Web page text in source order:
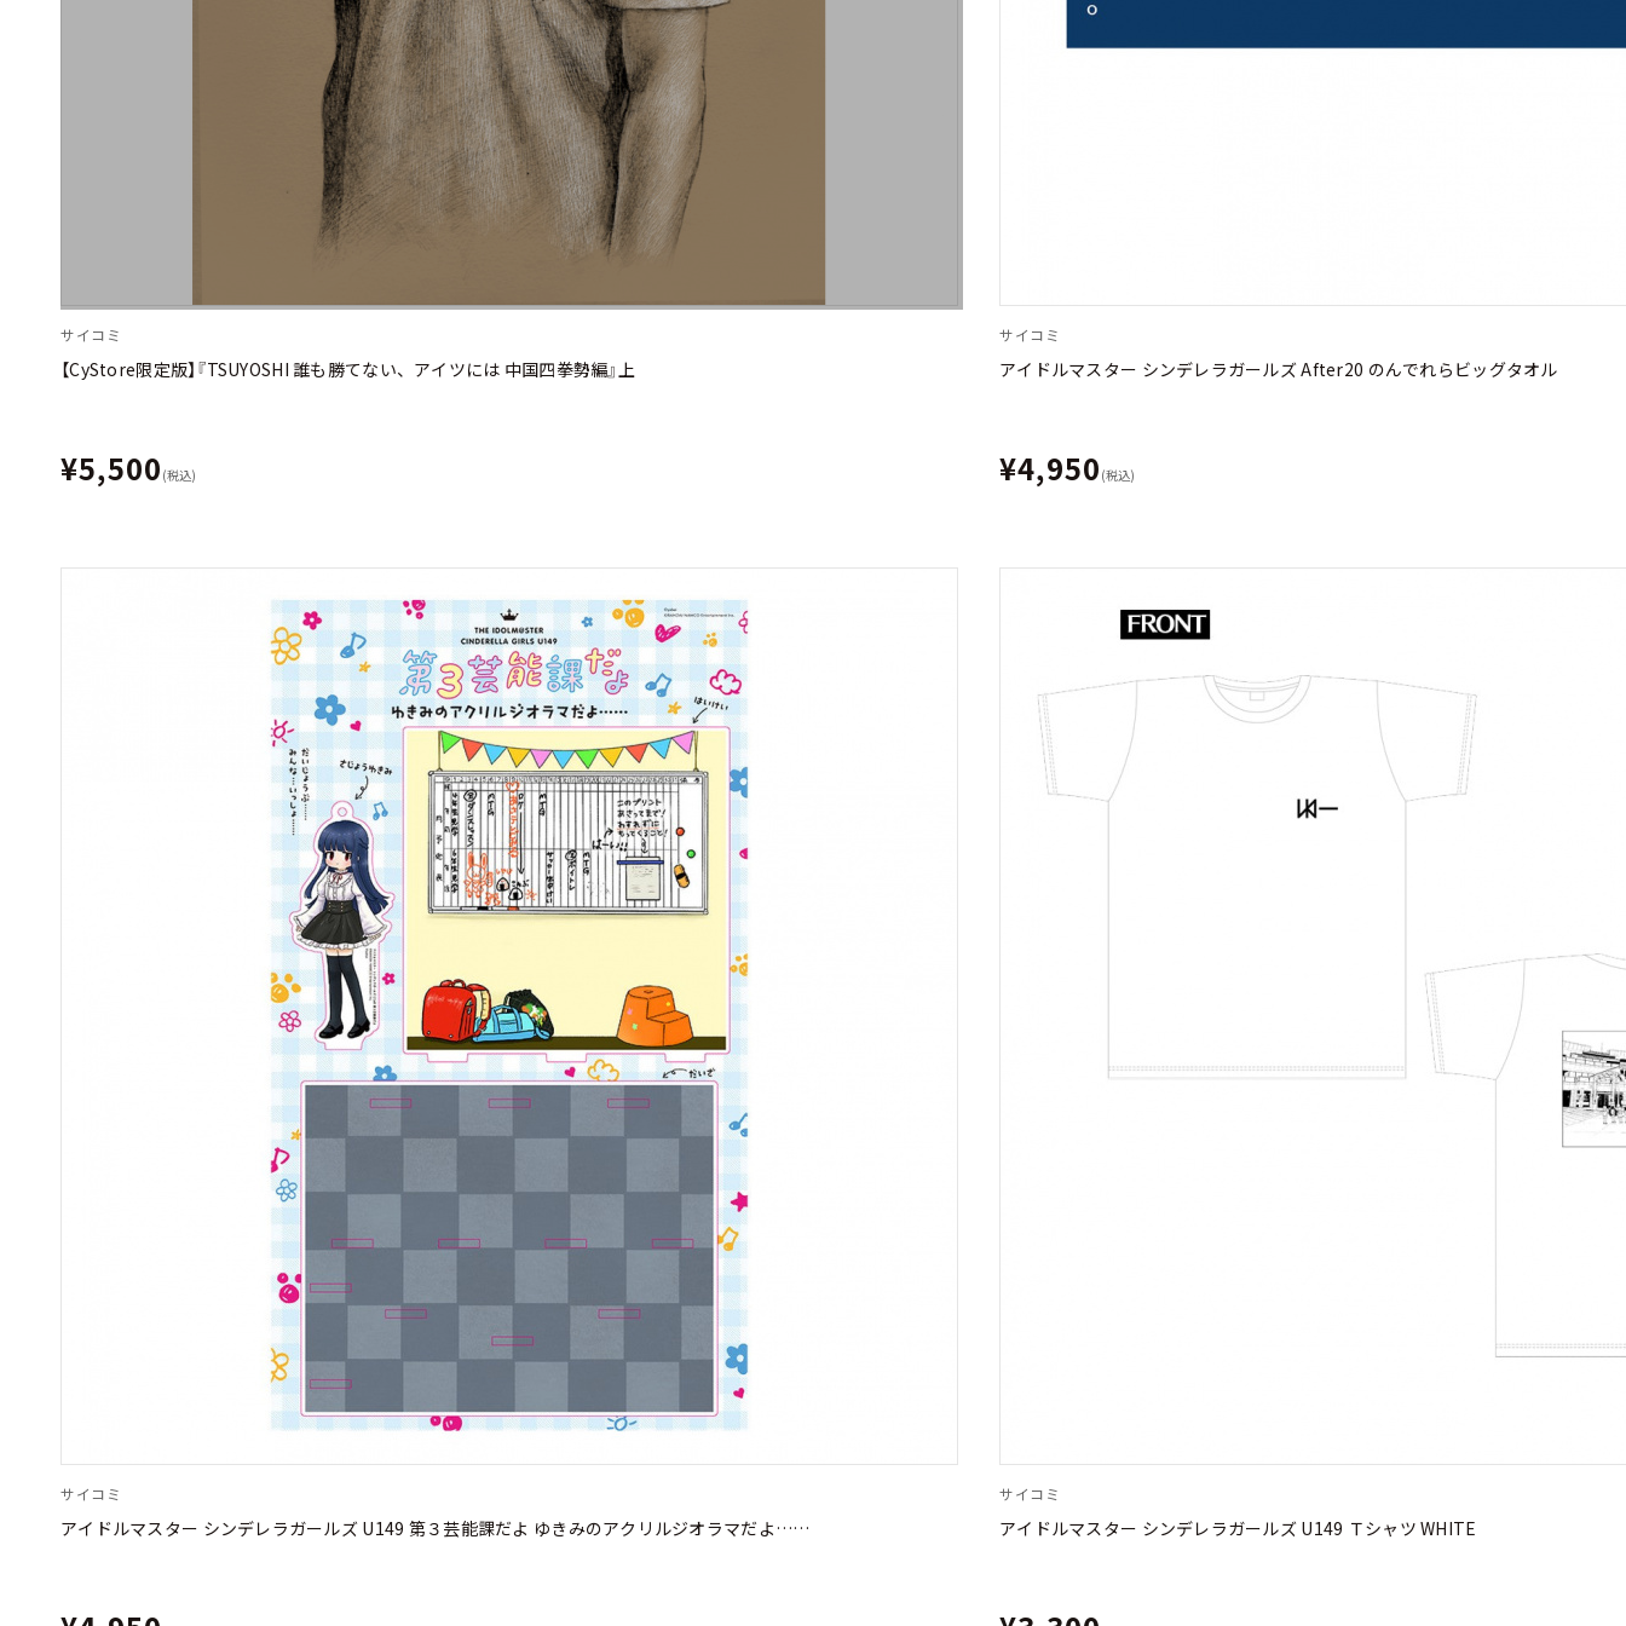
サイコミ
【CyStore限定版】『TSUYOSHI 誰も勝てない、アイツには 中国四拳勢編』上
¥5,500 (税込)
サイコミ
アイドルマスター シンデレラガールズ After20 のんでれらビッグタオル
¥4,950 (税込)
サイコミ
アイドルマスター シンデレラガールズ U149 第３芸能課だよ ゆきみのアクリルジオラマだよ……
サイコミ
アイドルマスター シンデレラガールズ U149 Ｔシャツ WHITE